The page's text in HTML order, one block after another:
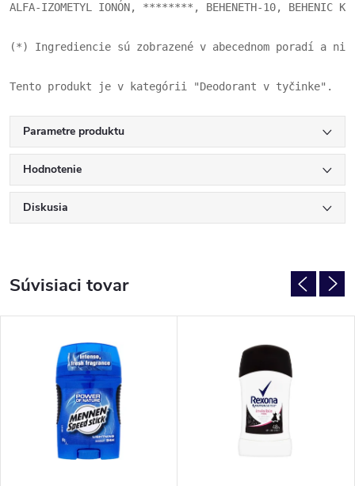
ALFA-IZOMETYL IONÓN, ********, BEHENETH-10, BEHENIC
(*) Ingrediencie sú zobrazené v abecednom poradí a
Tento produkt je v kategórii "Deodorant v tyčinke".
Parametre produktu
Hodnotenie
Diskusia
Súvisiaci tovar